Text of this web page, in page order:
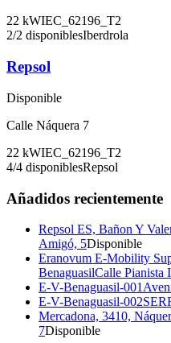
22 kWIEC_62196_T2
2/2 disponiblesIberdrola
Repsol
Disponible
Calle Náquera 7
22 kWIEC_62196_T2
4/4 disponiblesRepsol
Añadidos recientemente
Repsol ES, Bañon Y
Amigó, 5Disponible
Eranovum E-Mobility
BenaguasilCalle Pianista
E-V-Benaguasil-001
E-V-Benaguasil-002
Mercadona, 3410,
7Disponible